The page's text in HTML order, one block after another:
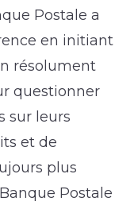
Postale a
en initiant
résolument
questionner
sur leurs
et de
plus
Postale